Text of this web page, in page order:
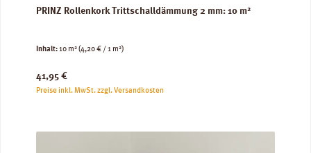
PRINZ Rollenkork Trittschalldämmung 2 mm: 10 m²
Inhalt:10 m²(4,20 € / 1 m²)
Regulärer Preis:
41,95 €
Preise inkl. MwSt. zzgl. Versandkosten